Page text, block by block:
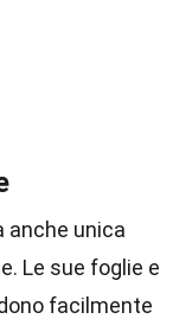
anche unica
Le sue foglie e
facilmente